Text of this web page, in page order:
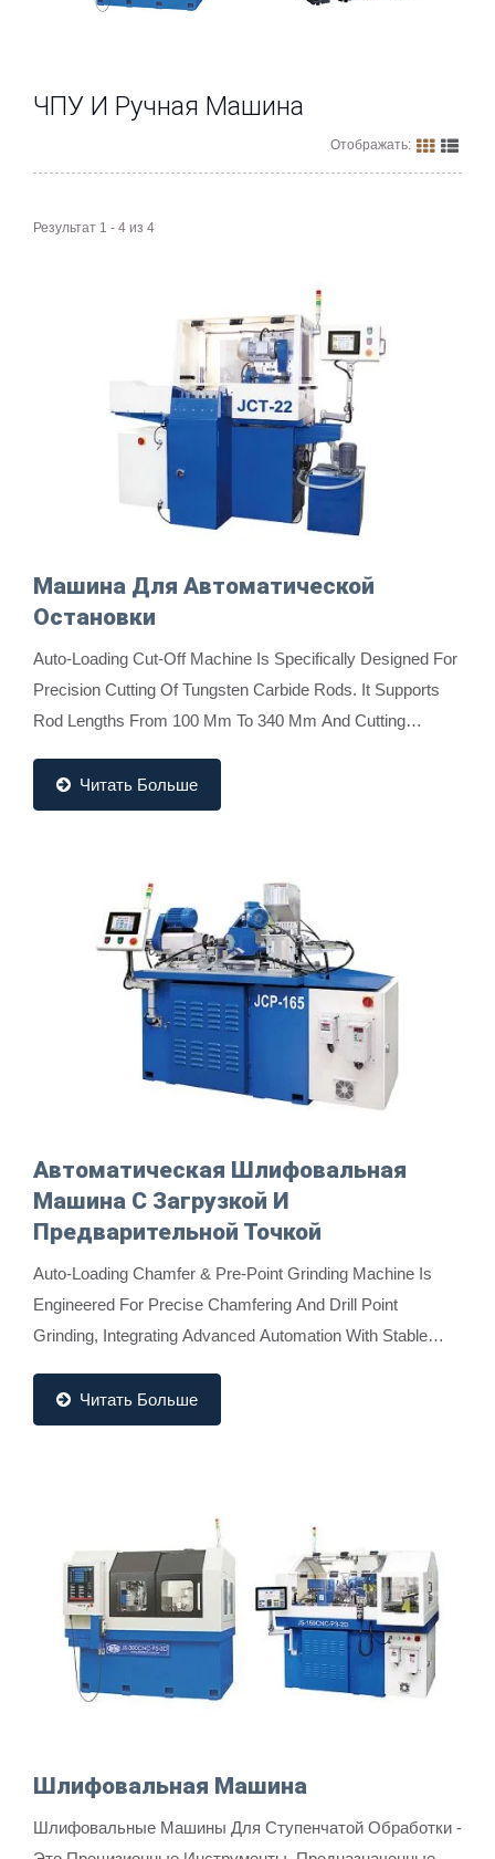
ЧПУ И Ручная Машина
Отображать:
Результат 1 - 4 из 4
Машина Для Автоматической
Остановки
Auto-Loading Cut-Off Machine Is Specifically Designed For
Precision Cutting Of Tungsten Carbide Rods. It Supports
Rod Lengths From 100 Mm To 340 Mm And Cutting
Читать Больше
Автоматическая Шлифовальная
Машина С Загрузкой И
Предварительной Точкой
Auto-Loading Chamfer & Pre-Point Grinding Machine Is
Engineered For Precise Chamfering And Drill Point
Grinding, Integrating Advanced Automation With Stable
Читать Больше
Шлифовальная Машина
Шлифовальные Машины Для Ступенчатой Обработки -